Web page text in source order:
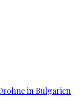
in Bulgarien